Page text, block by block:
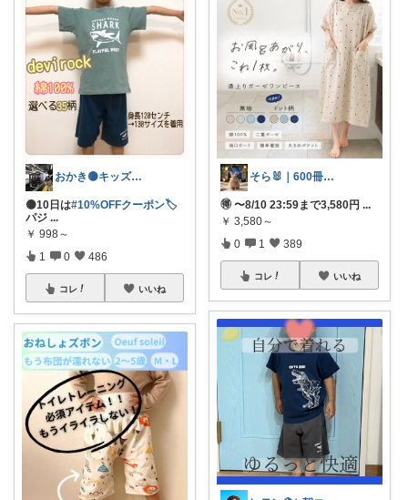
おかき🟡キッズ、子供服、暑さ対策
🟡10日は#10%OFFクーポン🏷️
パジ ...
￥ 998～
1 0 486
コレ いいね
そら🐰｜600冊読んだ絵本好きママ
🉐 〜8/10 23:59まで3,580円 ...
￥ 3,580～
0 1 389
コレ いいね